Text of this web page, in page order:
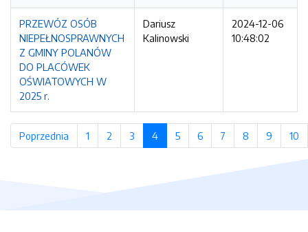
PRZEWÓZ OSÓB
NIEPEŁNOSPRAWNYCH
Z GMINY POLANÓW
DO PLACÓWEK
OŚWIATOWYCH W
2025 r.
Dariusz
Kalinowski
2024-12-06
10:48:02
Poprzednia strona
1 strona
2 strona
3 strona
4 (bieżąca strona)
5 strona
6 strona
7 strona
8 strona
9 strona
10